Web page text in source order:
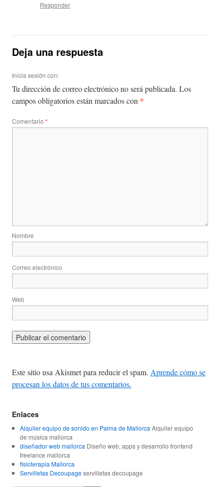
Responder
Deja una respuesta
Inicia sesión con:
Tu dirección de correo electrónico no será publicada. Los
campos obligatorios están marcados con *
Comentario *
Nombre
Correo electrónico
Web
Este sitio usa Akismet para reducir el spam. Aprende cómo se
procesan los datos de tus comentarios.
Enlaces
Alquiler equipo de sonido en Palma de Mallorca Alquiler equipo
de música mallorca
diseñador web mallorca Diseño web, apps y desarrollo frontend
freelance mallorca
fisioterapia Mallorca
Servilletas Decoupageservilletas decoupage